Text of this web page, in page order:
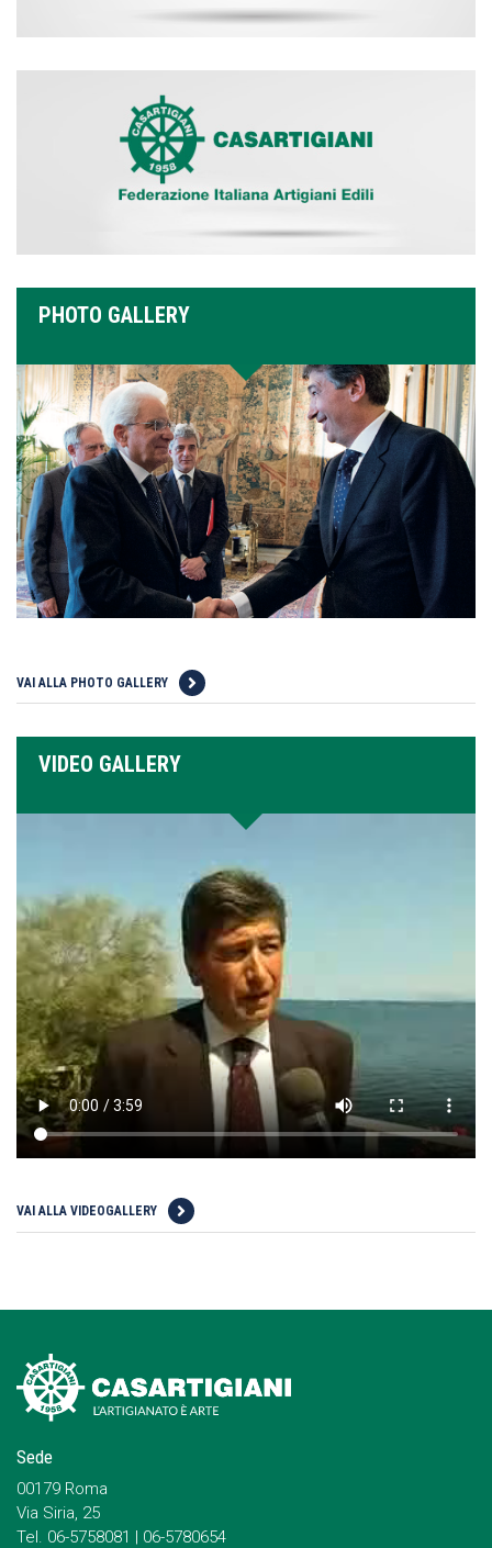
PHOTO GALLERY
VAI ALLA PHOTO GALLERY
VIDEO GALLERY
VAI ALLA VIDEOGALLERY
Sede
00179 Roma
Via Siria, 25
Tel. 06-5758081 | 06-5780654